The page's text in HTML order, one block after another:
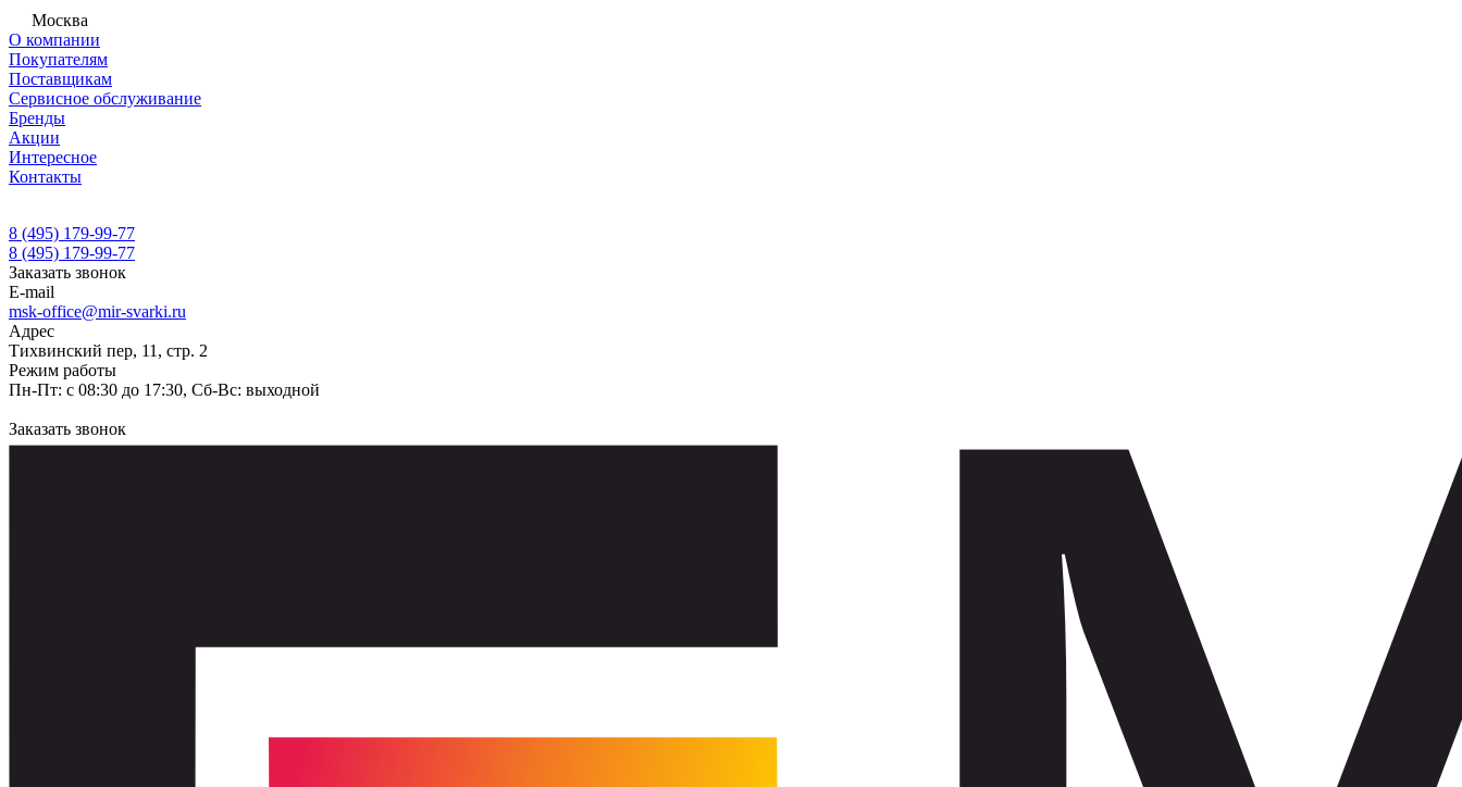
Москва
О компании
Покупателям
Поставщикам
Сервисное обслуживание
Бренды
Акции
Интересное
Контакты
8 (495) 179-99-77
8 (495) 179-99-77
Заказать звонок
E-mail
msk-office@mir-svarki.ru
Адрес
Тихвинский пер, 11, стр. 2
Режим работы
Пн-Пт: с 08:30 до 17:30, Сб-Вс: выходной
Заказать звонок